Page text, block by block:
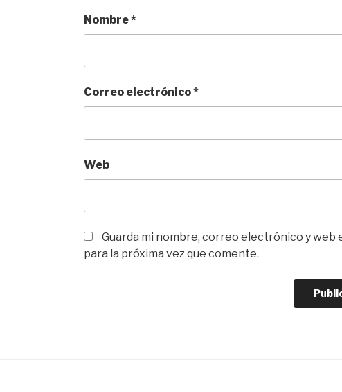
Nombre*
Correo electrónico*
Web
Guarda mi nombre, correo electrónico y web
para la próxima vez que comente.